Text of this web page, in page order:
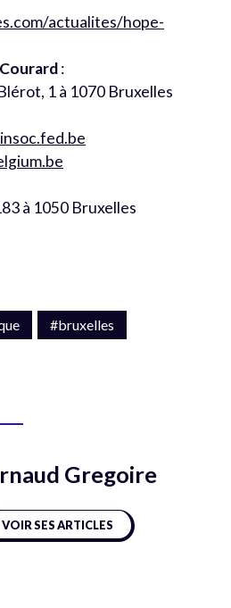
actualites/hope-
:
1 à 1070 Bruxelles
à 1050 Bruxelles
#bruxelles
Gregoire
VOIR SES ARTICLES